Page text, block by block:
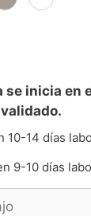
se inicia en
10-14 días
9-10 días